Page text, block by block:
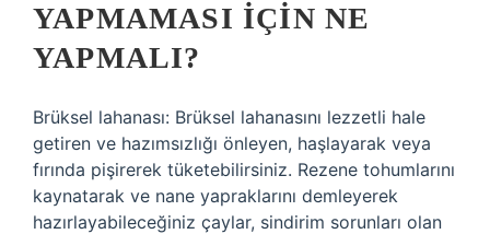
YAPMAMASI IÇIN NE
YAPMALI?
Brüksel lahanası: Brüksel lahanasını lezzetli hale
getiren ve hazımsızlığı önleyen, haşlayarak veya
fırında pişirerek tüketebilirsiniz. Rezene tohumlarını
kaynatarak ve nane yapraklarını demleyerek
hazırlayabileceğiniz çaylar, sindirim sorunları olan